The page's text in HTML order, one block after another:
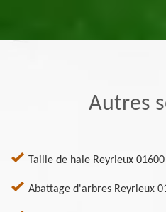
Autres
Taille de haie Reyrieux 01600
Abattage d'arbres Reyrieux